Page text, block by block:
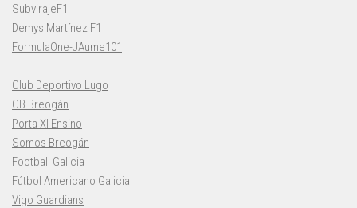
SubvirajeF1
Demys Martínez F1
FormulaOne-JAume101
Club Deportivo Lugo
CB Breogán
Porta XI Ensino
Somos Breogán
Football Galicia
Fútbol Americano Galicia
Vigo Guardians